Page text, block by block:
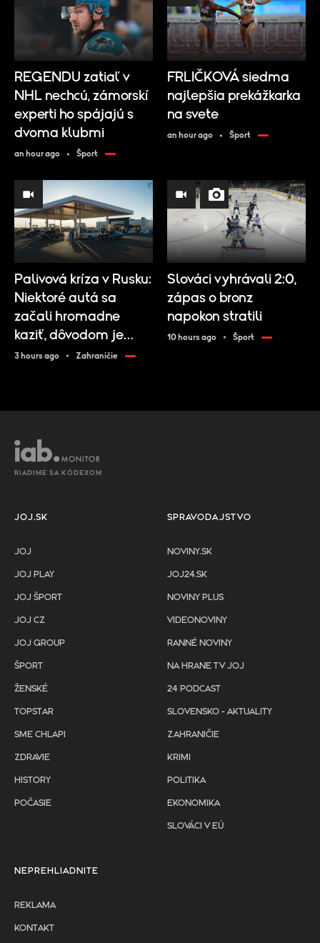
REGENDU zatiaľ v
NHL nechcú, zámorskí
experti ho spájajú s
dvoma klubmi
an hour ago Šport
FRLIČKOVÁ siedma
najlepšia prekážkarka
na svete
an hour ago Šport
Palivová kríza v Rusku:
Niektoré autá sa
začali hromadne
kaziť, dôvodom je
nekvalitný benzín
3 hours ago Zahraničie
Slováci vyhrávali 2:0,
zápas o bronz
napokon stratili
10 hours ago Šport
RIADIME SA KÓDEXOM
JOJ.SK
JOJ
JOJ PLAY
JOJ ŠPORT
JOJ CZ
JOJ GROUP
ŠPORT
ŽENSKÉ
TOPSTAR
SME CHLAPI
ZDRAVIE
HISTORY
POČASIE
SPRAVODAJSTVO
NOVINY.SK
JOJ24.SK
NOVINY PLUS
VIDEONOVINY
RANNÉ NOVINY
NA HRANE TV JOJ
24 PODCAST
SLOVENSKO - AKTUALITY
ZAHRANIČIE
KRIMI
POLITIKA
EKONOMIKA
SLOVÁCI V EÚ
NEPREHLIADNITE
REKLAMA
KONTAKT